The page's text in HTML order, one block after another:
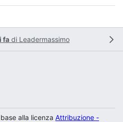
fa di Leadermassimo
alla licenza Attribuzione -